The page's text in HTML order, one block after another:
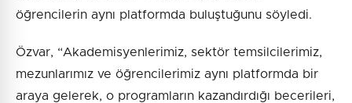
öğrencilerin aynı platformda buluştuğunu söyledi.
Özvar, “Akademisyenlerimiz, sektör temsilcilerimiz,
mezunlarımız ve öğrencilerimiz aynı platformda bir
araya gelerek, o programların kazandırdığı becerileri,